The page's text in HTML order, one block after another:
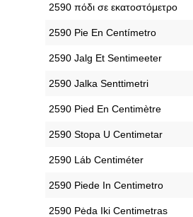
‎2590 πόδι σε εκατοστόμετρο
‎2590 Pie En Centímetro
‎2590 Jalg Et Sentimeeter
‎2590 Jalka Senttimetri
‎2590 Pied En Centimètre
‎2590 Stopa U Centimetar
‎2590 Láb Centiméter
‎2590 Piede In Centimetro
‎2590 Pėda Iki Centimetras